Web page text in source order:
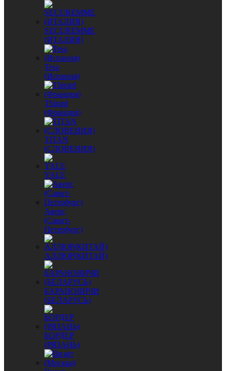
SECUREMME
(ИТАЛИЯ)
Tesa
(Испания)
Thirard
(Франция)
TITAN
(СЛОВЕНИЯ)
YALE
Аверс
(Санкт-
Петербург)
АЛЛЮР(КИТАЙ)
БАРАНОВИЧИ
(БЕЛАРУСЬ)
БОРДЕР
(РЯЗАНЬ)